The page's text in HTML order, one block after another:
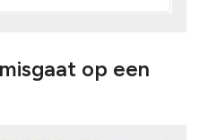
op een